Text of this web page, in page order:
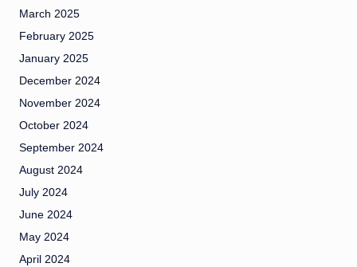
March 2025
February 2025
January 2025
December 2024
November 2024
October 2024
September 2024
August 2024
July 2024
June 2024
May 2024
April 2024